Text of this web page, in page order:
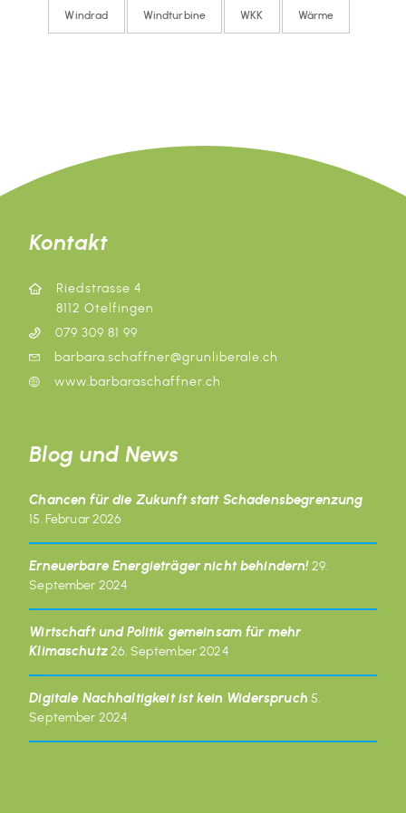
Windrad Windturbine WKK Wärme
Kontakt
Riedstrasse 4
8112 Otelfingen
079 309 81 99
barbara.schaffner@grunliberale.ch
www.barbaraschaffner.ch
Blog und News
Chancen für die Zukunft statt Schadensbegrenzung
15. Februar 2026
Erneuerbare Energieträger nicht behindern! 29.
September 2024
Wirtschaft und Politik gemeinsam für mehr
Klimaschutz26. September 2024
Digitale Nachhaltigkeit ist kein Widerspruch 5.
September 2024